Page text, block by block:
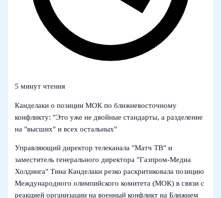
5 минут чтения
Канделаки о позиции МОК по ближневосточному
конфликту: "Это уже не двойные стандарты, а разделение
на "высших" и всех остальных"
Управляющий директор телеканала "Матч ТВ" и
заместитель генерального директора "Газпром‑Медиа
Холдинга" Тина Канделаки резко раскритиковала позицию
Международного олимпийского комитета (МОК) в связи с
реакцией организации на военный конфликт на Ближнем